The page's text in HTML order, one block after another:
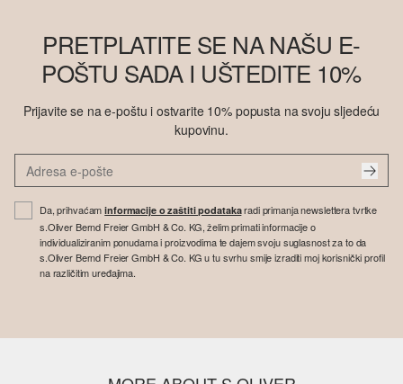
PRETPLATITE SE NA NAŠU E-
POŠTU SADA I UŠTEDITE 10%
Prijavite se na e-poštu i ostvarite 10% popusta na svoju sljedeću
kupovinu.
Da, prihvaćaminformacije o zaštiti podatakaradi primanja newslettera tvrtke
s.Oliver Bernd Freier GmbH & Co. KG, želim primati informacije o
individualiziranim ponudama i proizvodima te dajem svoju suglasnost za to da
s.Oliver Bernd Freier GmbH & Co. KG u tu svrhu smije izraditi moj korisnički profil
na različitim uređajima.